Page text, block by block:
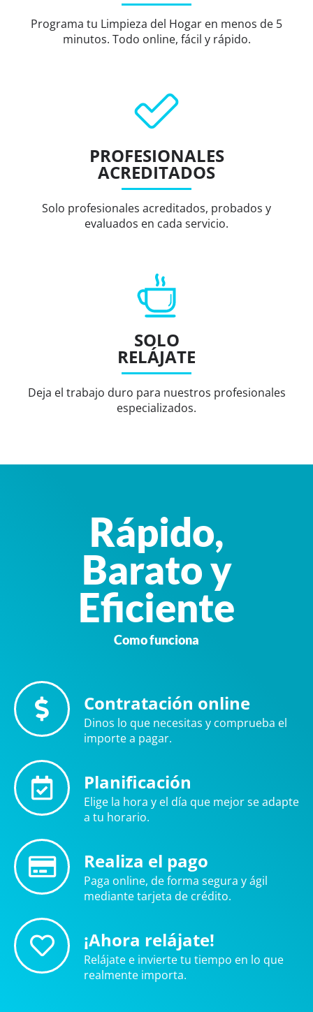
Programa tu Limpieza del Hogar en menos de 5
minutos. Todo online, fácil y rápido.
PROFESIONALES
ACREDITADOS
Solo profesionales acreditados, probados y
evaluados en cada servicio.
SOLO
RELÁJATE
Deja el trabajo duro para nuestros profesionales
especializados.
Rápido,
Barato y
Eficiente
Como funciona
Contratación online
Dinos lo que necesitas y comprueba el
importe a pagar.
Planificación
Elige la hora y el día que mejor se adapte
a tu horario.
Realiza el pago
Paga online, de forma segura y ágil
mediante tarjeta de crédito.
¡Ahora relájate!
Relájate e invierte tu tiempo en lo que
realmente importa.